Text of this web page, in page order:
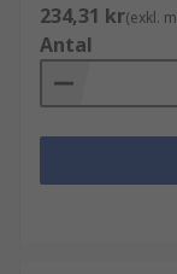
234,31 kr(exkl.
Antal